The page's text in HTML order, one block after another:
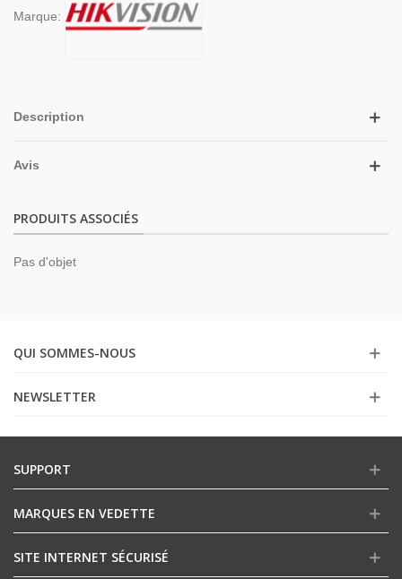
Marque:
Description
Avis
PRODUITS ASSOCIÉS
Pas d'objet
QUI SOMMES-NOUS
NEWSLETTER
SUPPORT
MARQUES EN VEDETTE
SITE INTERNET SÉCURISÉ